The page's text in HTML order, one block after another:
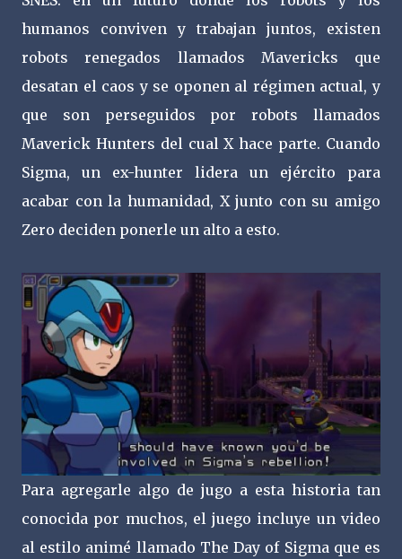
humanos conviven y trabajan juntos, existen
robots renegados llamados Mavericks que
desatan el caos y se oponen al régimen actual, y
que son perseguidos por robots llamados
Maverick Hunters del cual X hace parte. Cuando
Sigma, un ex-hunter lidera un ejército para
acabar con la humanidad, X junto con su amigo
Zero deciden ponerle un alto a esto.
Para agregarle algo de jugo a esta historia tan
conocida por muchos, el juego incluye un video
al estilo animé llamado The Day of Sigma que es